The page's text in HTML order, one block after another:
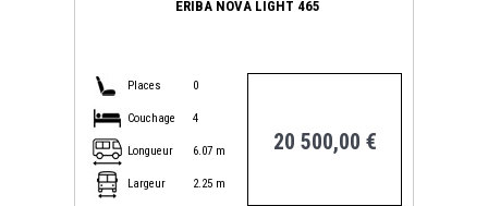
ERIBA NOVA LIGHT 465
Places 0
Couchage 4
Longueur 6.07 m
Largeur 2.25 m
20 500,00 €